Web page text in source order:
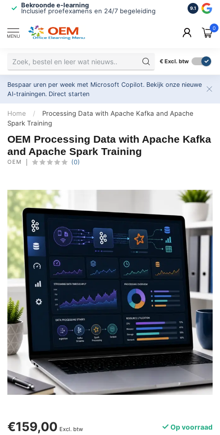
Bekroonde e-learning
Inclusief proefexamens en 24/7 begeleiding
ISO
2.500+
9.1
MENU
0
€ Excl. btw
Bespaar uren per week met Microsoft Copilot. Bekijk onze nieuwe
AI-trainingen. Direct starten
Home /
Processing Data with Apache Kafka and Apache
Spark Training
OEM Processing Data with Apache Kafka
and Apache Spark Training
OEM (0)
€159,00 Excl. btw Op voorraad